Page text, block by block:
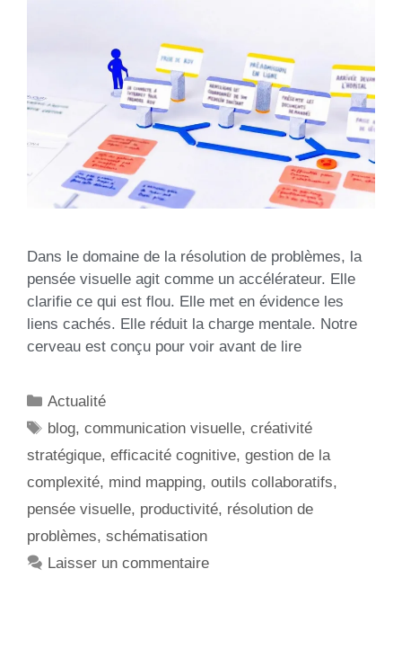
Dans le domaine de la résolution de problèmes, la
pensée visuelle agit comme un accélérateur. Elle
clarifie ce qui est flou. Elle met en évidence les
liens cachés. Elle réduit la charge mentale. Notre
cerveau est conçu pour voir avant de lire
Actualité
blog,communication visuelle,créativité
stratégique, efficacité cognitive, gestion de la
complexité, mind mapping, outils collaboratifs,
pensée visuelle, productivité, résolution de
problèmes, schématisation
Laisser un commentaire